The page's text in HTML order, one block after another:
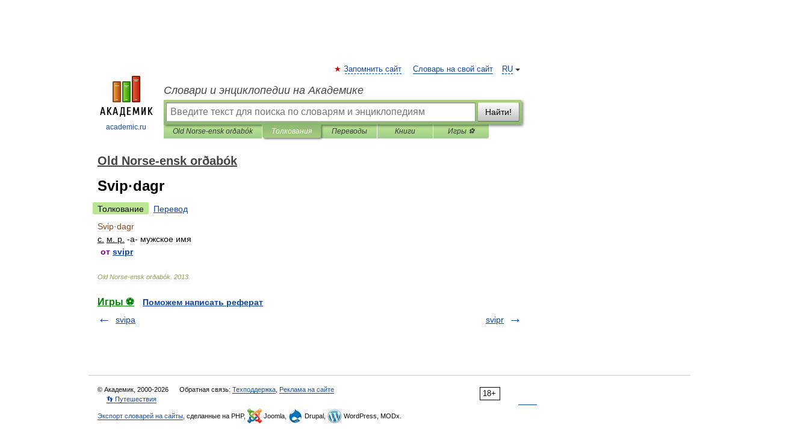
academic.ru
RU
Запомнить сайт Словарь на свой сайт
Словари и энциклопедии на Академике
Найти!
Old Norse-ensk orðabók Толкования Переводы Книги Игры ⚽
Old Norse-ensk orðabók
Svip·dagr
Толкование
Перевод
Svip·dagr
с м р -a- мужское имя
от svipr
Old Norse-ensk orðabók 2013
Игры ⚽
Поможем написать реферат
svipa
svipr
18+
© Академик, 2000-2026 Обратная связь: Техподдержка Реклама на сайте
👣 Путешествия
Экспорт словарей на сайты , сделанные на PHP, Joomla, Drupal, WordPress, MODx.